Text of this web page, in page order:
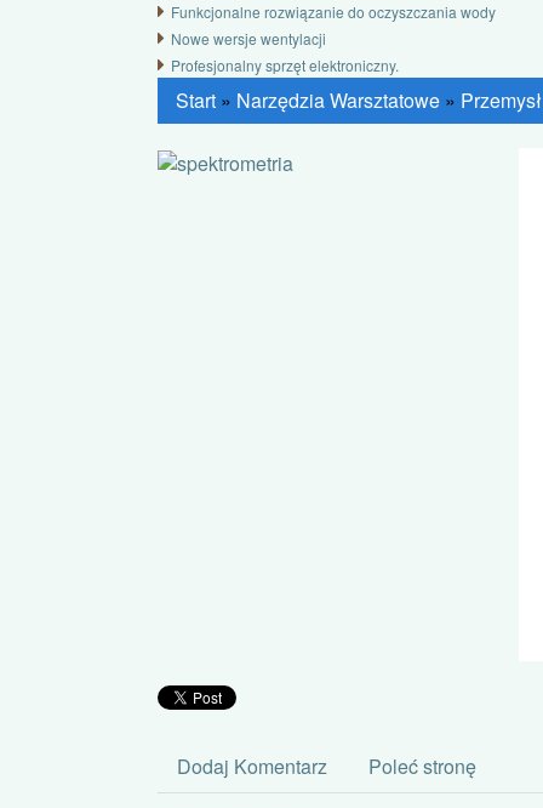
Funkcjonalne rozwiązanie do oczyszczania wody
Nowe wersje wentylacji
Profesjonalny sprzęt elektroniczny.
Start » Narzędzia Warsztatowe »
Dodaj Komentarz Poleć stronę